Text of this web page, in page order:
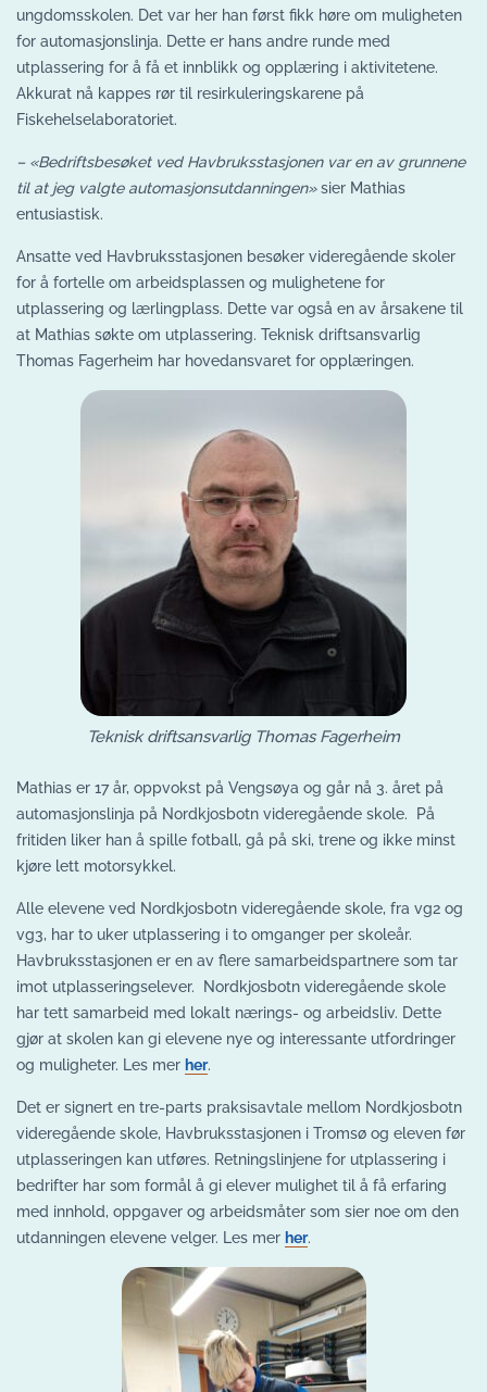
ungdomsskolen. Det var her han først fikk høre om muligheten
for automasjonslinja. Dette er hans andre runde med
utplassering for å få et innblikk og opplæring i aktivitetene.
Akkurat nå kappes rør til resirkuleringskarene på
Fiskehelselaboratoriet.
– «Bedriftsbesøket ved Havbruksstasjonen var en av grunnene
til at jeg valgte automasjonsutdanningen»sier Mathias
entusiastisk.
Ansatte ved Havbruksstasjonen besøker videregående skoler
for å fortelle om arbeidsplassen og mulighetene for
utplassering og lærlingplass. Dette var også en av årsakene til
at Mathias søkte om utplassering. Teknisk driftsansvarlig
Thomas Fagerheim har hovedansvaret for opplæringen.
Teknisk driftsansvarlig Thomas Fagerheim
Mathias er 17 år, oppvokst på Vengsøya og går nå 3. året på
automasjonslinja på Nordkjosbotn videregående skole. På
fritiden liker han å spille fotball, gå på ski, trene og ikke minst
kjøre lett motorsykkel.
Alle elevene ved Nordkjosbotn videregående skole, fra vg2 og
vg3, har to uker utplassering i to omganger per skoleår.
Havbruksstasjonen er en av flere samarbeidspartnere som tar
imot utplasseringselever. Nordkjosbotn videregående skole
har tett samarbeid med lokalt nærings- og arbeidsliv. Dette
gjør at skolen kan gi elevene nye og interessante utfordringer
og muligheter. Les mer her.
Det er signert en tre-parts praksisavtale mellom Nordkjosbotn
videregående skole, Havbruksstasjonen i Tromsø og eleven før
utplasseringen kan utføres. Retningslinjene for utplassering i
bedrifter har som formål å gi elever mulighet til å få erfaring
med innhold, oppgaver og arbeidsmåter som sier noe om den
utdanningen elevene velger. Les mer her.